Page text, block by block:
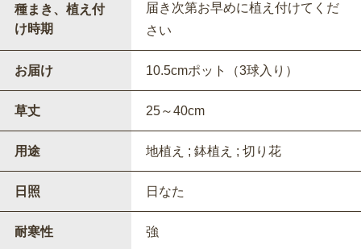
種まき、植え付
け時期
届き次第お早めに植え付けてくだ
さい
お届け 10.5cmポット（3球入り）
草丈 25～40cm
用途 地植え ; 鉢植え ; 切り花
日照 日なた
耐寒性 強